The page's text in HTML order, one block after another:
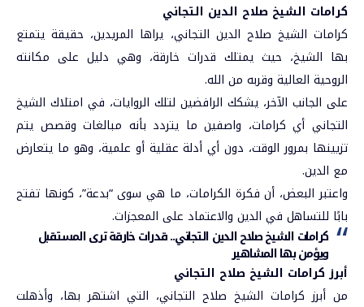
كرامات الشيخ صلاح الدين التجاني
كرامات الشيخ صلاح الدين التجاني، يراها المريدين، حقيقة يتمتع
بها الشيخ، حيث يمتلك قدرات خارقة، وهي دليل على مكانته
الروحية العالية وقربه من الله.
على الجانب الآخر، يشكك الرافضين لتلك الروايات، في امتلاك الشيخ
التجاني أي كرامات، واصفين ما يتردد بأنه مبالغات وقصص يتم
تزيينها بمرور الوقت، دون أي أدلة عقلية أو علمية، وهو ما يتعارض
مع الدين.
واعتبر البعض، أن فكرة الكرامات، ما هي سوى “بدعة”، كونها تفتح
بابًا للتساهل في الدين والاعتماد على المعجزات.
كرامات الشيخ صلاح الدين التجاني.. قدرات خارقة ترى المستقبل
ويؤمن بها المشاهير
أبرز كرامات الشيخ صلاح التجاني
من أبرز كرامات الشيخ صلاح التجاني، التي اشتهر بها، وأذهلت